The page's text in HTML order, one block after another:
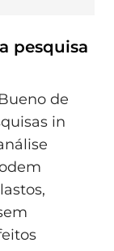
pesquisa
de
in